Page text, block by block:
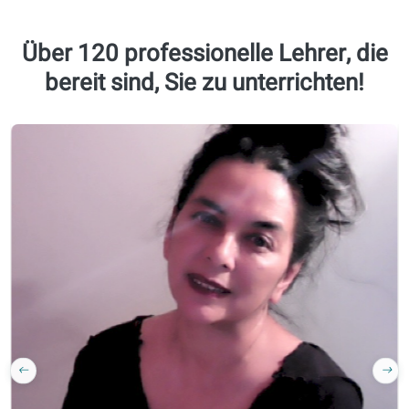
Lernen Sie mit
authentischen
Sprachfertigkeiten:
Kursmaterialien,
auf die offizielle
Bibliotheken und
Buchhandlungen
vertrauen